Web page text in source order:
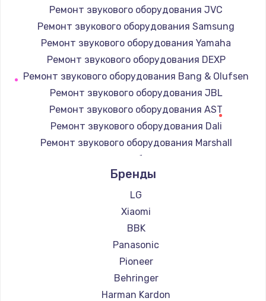
Заказать
Замена платы сенсора
900 руб.
Заказать
Замена регулятора режимов конфорки
900 руб.
Заказать
Замена сенсорного датчика
1300 руб.
Заказать
Замена сигнальной лампы
1200 руб.
Заказать
Ремонт звукового оборудования JVC
Ремонт звукового оборудования Samsung
Ремонт звукового оборудования Yamaha
Ремонт звукового оборудования DEXP
Ремонт звукового оборудования Bang & Olufsen
Ремонт звукового оборудования JBL
Ремонт звукового оборудования AST
Ремонт звукового оборудования Dali
Ремонт звукового оборудования Marshall
Ремонт звукового оборудования Supra
Бренды
LG
Xiaomi
BBK
Panasonic
Pioneer
Behringer
Harman Kardon